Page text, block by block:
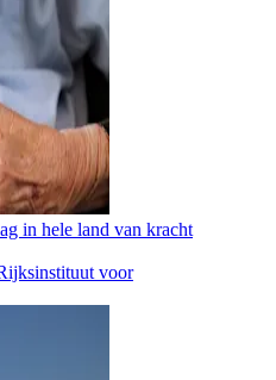
in hele land van kracht
voor